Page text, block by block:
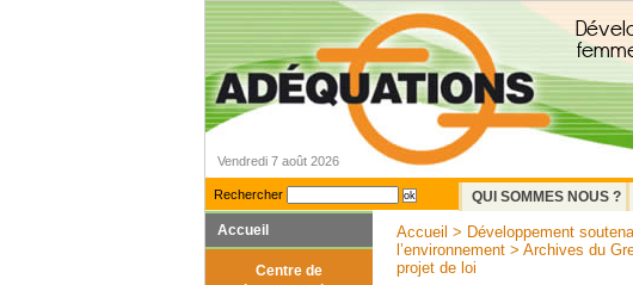
Vendredi 7 août 2026
Rechercher QUI SOMMES NOUS ?
Accueil
Centre de
Accueil > Développement
l’environnement > Archives du
projet de loi